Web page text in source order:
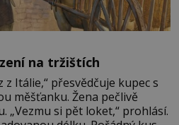
na tržištích
Itálie,“ přesvědčuje kupec s
měšťanku. Žena pečlivě
„Vezmu si pět loket,“ prohlásí.